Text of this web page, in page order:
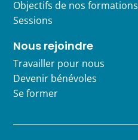
Objectifs de nos formations
Sessions
Nous rejoindre
Travailler pour nous
Devenir bénévoles
Se former